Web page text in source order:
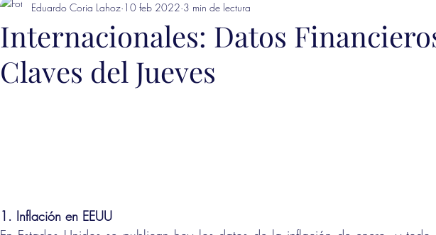
Internacionales: Datos
Claves del Jueves
Eduardo Coria Lahoz 10 feb 2022 3 min de lectura
1. Inflación en EEUU